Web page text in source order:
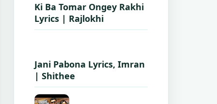
Ki Ba Tomar Ongey Rakhi
Lyrics | Rajlokhi
Jani Pabona Lyrics, Imran
| Shithee